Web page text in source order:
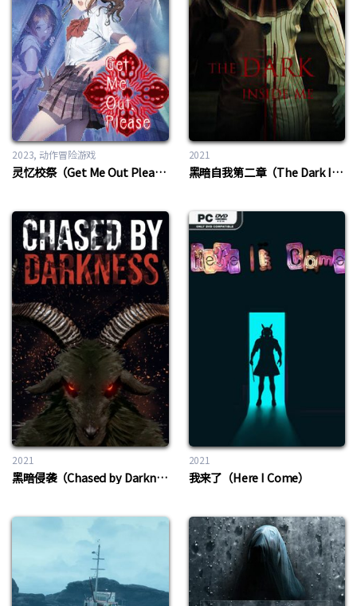
2023 动作冒险游戏
灵忆校祭（Get Me Out Please）
2021
黑暗自我第二章（The Dark Inside Me Chapter II）
2021
黑暗侵袭（Chased by Darkness）
2021
我来了（Here I Come）